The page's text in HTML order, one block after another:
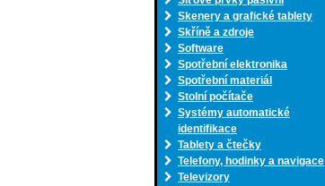
Skenery a grafické tablety
Skříně a zdroje
Software
Spotřební elektronika
Spotřební materiál
Stolní počítače
Systémy automatické
identifikace
Tablety a čtečky
Telefony, hodinky a navigace
Televizory